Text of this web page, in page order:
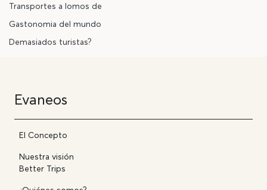
Transportes a lomos de
Gastonomia del mundo
Demasiados turistas?
Evaneos
El Concepto
Nuestra visión
Better Trips